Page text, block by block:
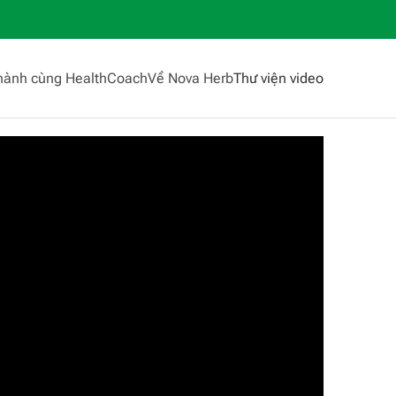
cùng HealthCoachVề Nova HerbThư viện video